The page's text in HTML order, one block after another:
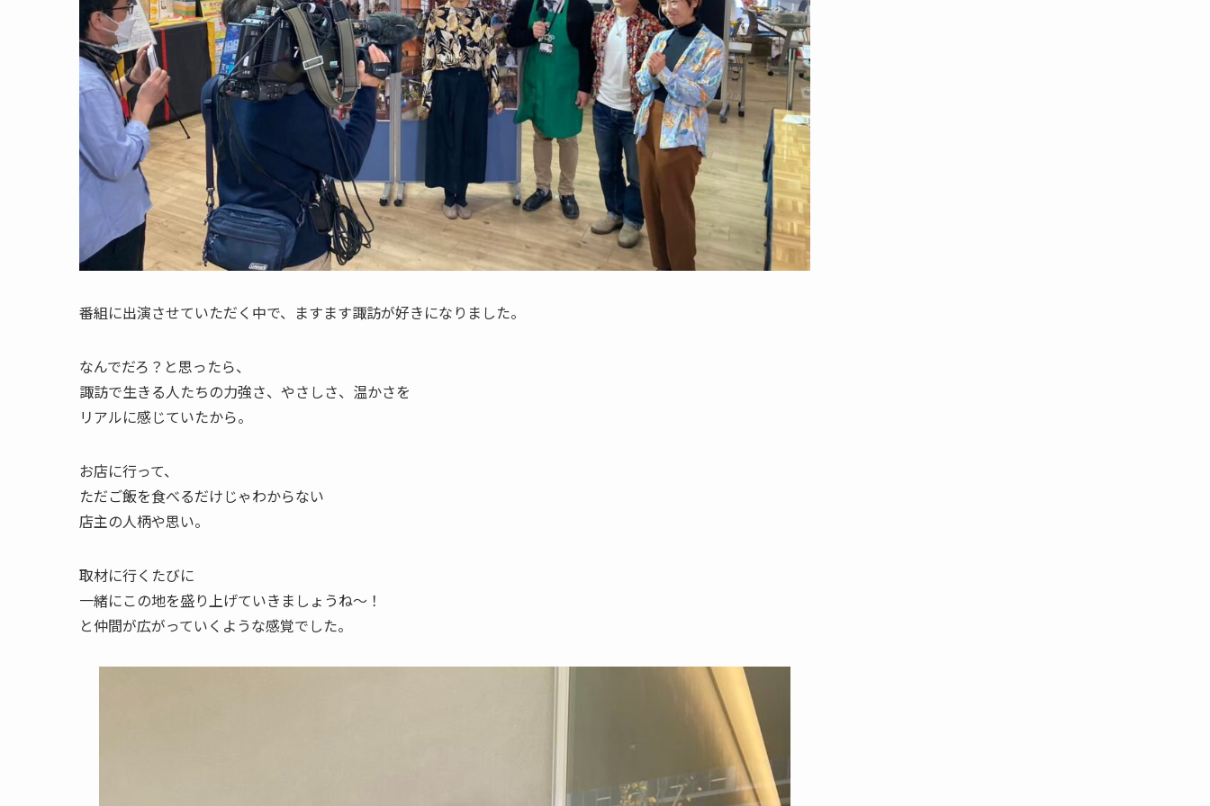
番組に出演させていただく中で、ますます諏訪が好きになりました。
なんでだろ？と思ったら、
諏訪で生きる人たちの力強さ、やさしさ、温かさを
リアルに感じていたから。
お店に行って、
ただご飯を食べるだけじゃわからない
店主の人柄や思い。
取材に行くたびに
一緒にこの地を盛り上げていきましょうね〜！
と仲間が広がっていくような感覚でした。